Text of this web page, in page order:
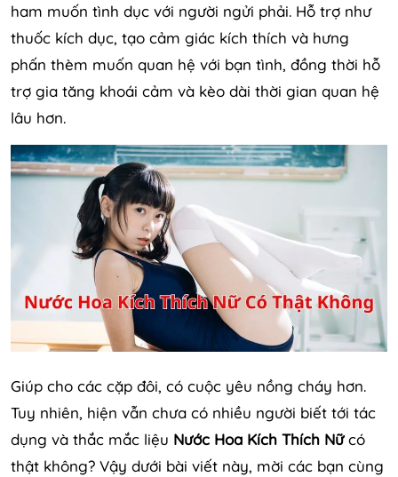
ham muốn tình dục với người ngửi phải. Hỗ trợ như
thuốc kích dục, tạo cảm giác kích thích và hưng
phấn thèm muốn quan hệ với bạn tình, đồng thời hỗ
trợ gia tăng khoái cảm và kèo dài thời gian quan hệ
lâu hơn.
Giúp cho các cặp đôi, có cuộc yêu nồng cháy hơn.
Tuy nhiên, hiện vẫn chưa có nhiều người biết tới tác
dụng và thắc mắc liệu Nước Hoa Kích Thích Nữcó
thật không? Vậy dưới bài viết này, mời các bạn cùng